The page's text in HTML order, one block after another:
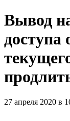
Вывод
доступа
27 апреля 2020 в